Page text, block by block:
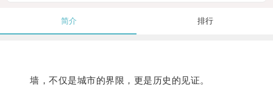
简介 排行
墙，不仅是城市的界限，更是历史的见证。